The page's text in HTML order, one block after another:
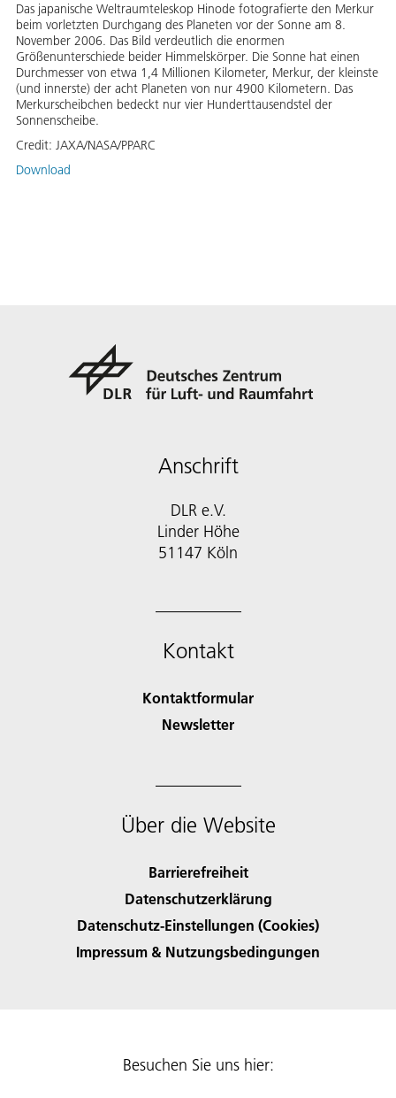
Das japanische Weltraumteleskop Hinode fotografierte den Merkur
beim vorletzten Durchgang des Planeten vor der Sonne am 8.
November 2006. Das Bild verdeutlich die enormen
Größenunterschiede beider Himmelskörper. Die Sonne hat einen
Durchmesser von etwa 1,4 Millionen Kilometer, Merkur, der kleinste
(und innerste) der acht Planeten von nur 4900 Kilometern. Das
Merkurscheibchen bedeckt nur vier Hunderttausendstel der
Sonnenscheibe.
Credit: JAXA/NASA/PPARC
Download
Anschrift
DLR e.V.
Linder Höhe
51147 Köln
Kontakt
Kontaktformular
Newsletter
Über die Website
Barrierefreiheit
Datenschutzerklärung
Datenschutz-Einstellungen (Cookies)
Impressum & Nutzungsbedingungen
Besuchen Sie uns hier: